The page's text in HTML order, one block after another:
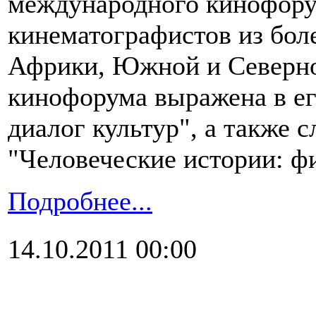
кинематографистов из
Африки, Южной и
кинофорума выражена в
диалог культур", а также
"Человеческие истории:
Подробнее...
14.10.2011 00:00